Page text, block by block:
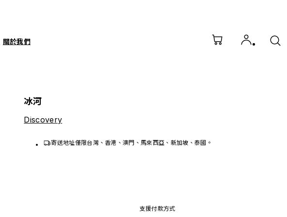
關於我們
冰河
Discovery
寄送地址僅限台灣、香港、澳門、馬來西亞、新加坡、泰國。
支援付款方式